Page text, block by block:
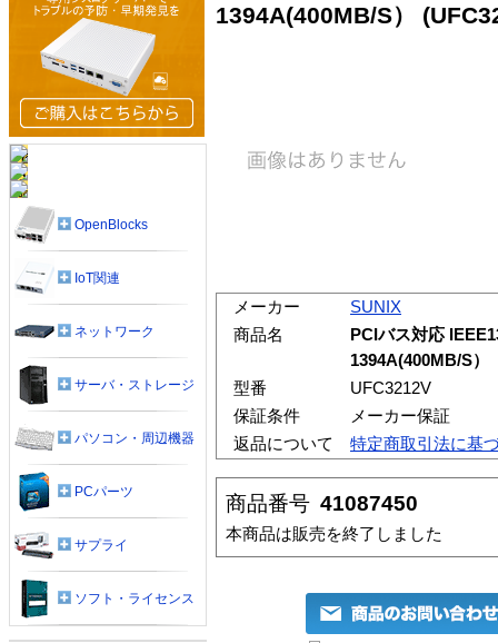
1394A(400MB/S）
メーカー
SUNIX
商品名
PCIバス対応
1394A(400MB/S）
型番
UFC3212V
保証条件
メーカー保証
返品について
特定商取引法に基
商品番号 41087450
本商品は販売を終了しました
OpenBlocks
IoT関連
ネットワーク
サーバ・ストレージ
パソコン・周辺機器
PCパーツ
サプライ
ソフト・ライセンス